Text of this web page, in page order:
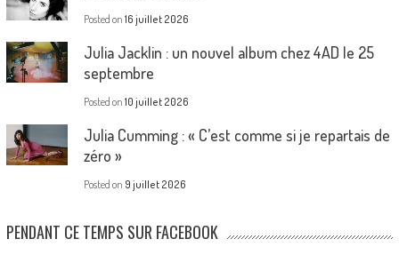
Posted on 16 juillet 2026
Julia Jacklin : un nouvel album chez 4AD le 25
septembre
Posted on 10 juillet 2026
Julia Cumming : « C’est comme si je repartais de
zéro »
Posted on 9 juillet 2026
PENDANT CE TEMPS SUR FACEBOOK